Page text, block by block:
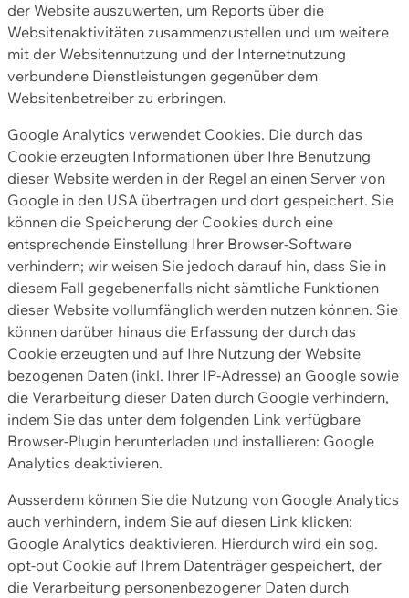
der Website auszuwerten, um Reports über die
Websitenaktivitäten zusammenzustellen und um weitere
mit der Websitennutzung und der Internetnutzung
verbundene Dienstleistungen gegenüber dem
Websitenbetreiber zu erbringen.
Google Analytics verwendet Cookies. Die durch das
Cookie erzeugten Informationen über Ihre Benutzung
dieser Website werden in der Regel an einen Server von
Google in den USA übertragen und dort gespeichert. Sie
können die Speicherung der Cookies durch eine
entsprechende Einstellung Ihrer Browser-Software
verhindern; wir weisen Sie jedoch darauf hin, dass Sie in
diesem Fall gegebenenfalls nicht sämtliche Funktionen
dieser Website vollumfänglich werden nutzen können. Sie
können darüber hinaus die Erfassung der durch das
Cookie erzeugten und auf Ihre Nutzung der Website
bezogenen Daten (inkl. Ihrer IP-Adresse) an Google sowie
die Verarbeitung dieser Daten durch Google verhindern,
indem Sie das unter dem folgenden Link verfügbare
Browser-Plugin herunterladen und installieren: Google
Analytics deaktivieren.
Ausserdem können Sie die Nutzung von Google Analytics
auch verhindern, indem Sie auf diesen Link klicken:
Google Analytics deaktivieren. Hierdurch wird ein sog.
opt-out Cookie auf Ihrem Datenträger gespeichert, der
die Verarbeitung personenbezogener Daten durch